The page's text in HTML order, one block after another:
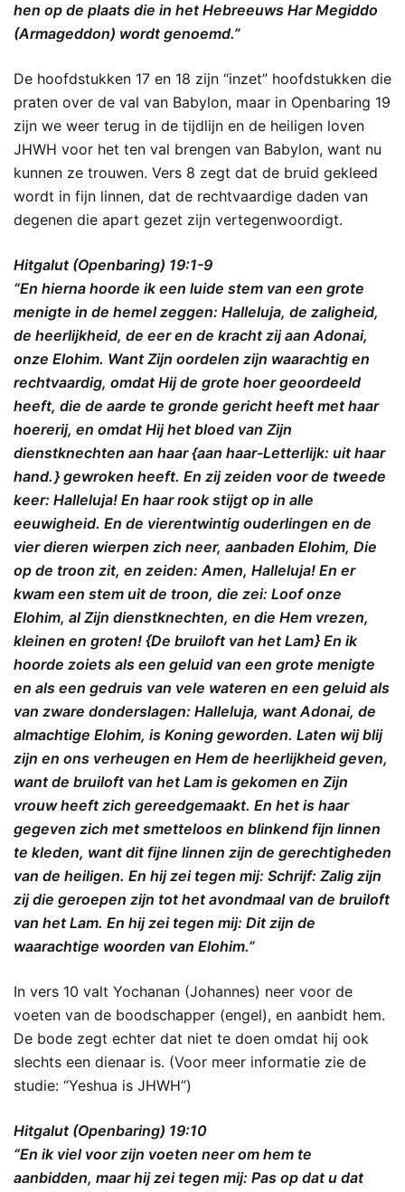
hen op de plaats die in het Hebreeuws Har Megiddo
(Armageddon) wordt genoemd.”
De hoofdstukken 17 en 18 zijn “inzet” hoofdstukken die
praten over de val van Babylon, maar in Openbaring 19
zijn we weer terug in de tijdlijn en de heiligen loven
JHWH voor het ten val brengen van Babylon, want nu
kunnen ze trouwen. Vers 8 zegt dat de bruid gekleed
wordt in fijn linnen, dat de rechtvaardige daden van
degenen die apart gezet zijn vertegenwoordigt.
Hitgalut (Openbaring) 19:1-9
“En hierna hoorde ik een luide stem van een grote
menigte in de hemel zeggen: Halleluja, de zaligheid,
de heerlijkheid, de eer en de kracht zij aan Adonai,
onze Elohim. Want Zijn oordelen zijn waarachtig en
rechtvaardig, omdat Hij de grote hoer geoordeeld
heeft, die de aarde te gronde gericht heeft met haar
hoererij, en omdat Hij het bloed van Zijn
dienstknechten aan haar {aan haar-Letterlijk: uit haar
hand. } gewroken heeft. En zij zeiden voor de tweede
keer: Halleluja! En haar rook stijgt op in alle
eeuwigheid. En de vierentwintig ouderlingen en de
vier dieren wierpen zich neer, aanbaden Elohim, Die
op de troon zit, en zeiden: Amen, Halleluja! En er
kwam een stem uit de troon, die zei: Loof onze
Elohim, al Zijn dienstknechten, en die Hem vrezen,
kleinen en groten! {De bruiloft van het Lam } En ik
hoorde zoiets als een geluid van een grote menigte
en als een gedruis van vele wateren en een geluid als
van zware donderslagen: Halleluja, want Adonai, de
almachtige Elohim, is Koning geworden. Laten wij blij
zijn en ons verheugen en Hem de heerlijkheid geven,
want de bruiloft van het Lam is gekomen en Zijn
vrouw heeft zich gereedgemaakt. En het is haar
gegeven zich met smetteloos en blinkend fijn linnen
te kleden, want dit fijne linnen zijn de gerechtigheden
van de heiligen. En hij zei tegen mij: Schrijf: Zalig zijn
zij die geroepen zijn tot het avondmaal van de bruiloft
van het Lam. En hij zei tegen mij: Dit zijn de
waarachtige woorden van Elohim.”
In vers 10 valt Yochanan (Johannes) neer voor de
voeten van de boodschapper (engel), en aanbidt hem.
De bode zegt echter dat niet te doen omdat hij ook
slechts een dienaar is. (Voor meer informatie zie de
studie: “Yeshua is JHWH”)
Hitgalut (Openbaring) 19:10
“En ik viel voor zijn voeten neer om hem te
aanbidden, maar hij zei tegen mij: Pas op dat u dat